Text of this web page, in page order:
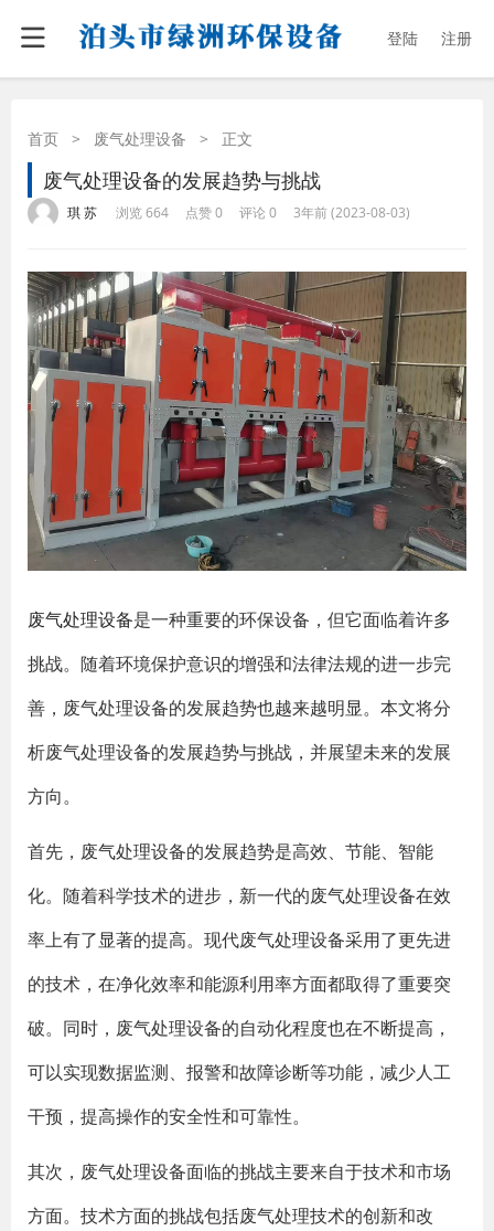
登陆 注册
首页 > 废气处理设备 > 正文
废气处理设备的发展趋势与挑战
琪 苏 浏览 664 点赞 0 评论 0 3年前 (2023-08-03)
废气处理设备是一种重要的环保设备，但它面临着许多
挑战。随着环境保护意识的增强和法律法规的进一步完
善，废气处理设备的发展趋势也越来越明显。本文将分
析废气处理设备的发展趋势与挑战，并展望未来的发展
方向。
首先，废气处理设备的发展趋势是高效、节能、智能
化。随着科学技术的进步，新一代的废气处理设备在效
率上有了显著的提高。现代废气处理设备采用了更先进
的技术，在净化效率和能源利用率方面都取得了重要突
破。同时，废气处理设备的自动化程度也在不断提高，
可以实现数据监测、报警和故障诊断等功能，减少人工
干预，提高操作的安全性和可靠性。
其次，废气处理设备面临的挑战主要来自于技术和市场
方面。技术方面的挑战包括废气处理技术的创新和改